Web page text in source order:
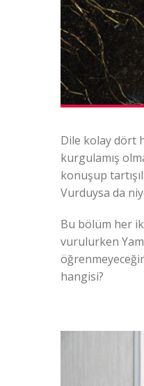
Dile kolay dört
kurgulamış
konuşup
Vurduysa da
Bu bölüm her
vurulurken
hangisi?